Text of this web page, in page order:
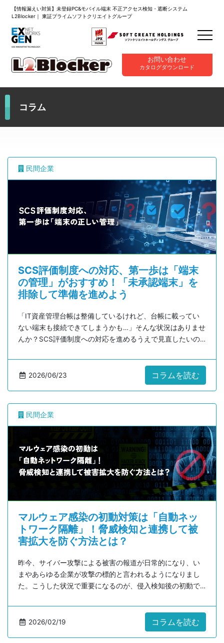
【情報漏えい対策】未登録PC&モバイル端末 不正アクセス検知・遮断システム
L2Blocker｜ 東証プライムソフトクリエイトグループ
お問い合わせ
カタログダウンロード
コラム
民間企業
SCS評価制度への対応、第一歩は「端末
の管理」がおすすめ！「未承認端末」を
排除して準備を進めよう
「IT資産管理台帳は整備しているけれど、台帳に載ってい
ない端末も接続できてしまうかも…」そんな状況はありませ
んか？SCS評価制度への対応を進めるうえで見直したいの
続できる状態では、思わぬリスクが残る可能性も。本コラ
ムでは、端末管理のポイントと対策をやさしく解説しま
2026/06/23 コラムを読む
民間企業
マルウェア感染の初動対策は「自動ネッ
トワーク隔離」！脅威検知と連携して被
害拡大を防ぐ方法とは？
昨今、サイバー攻撃による被害の報道が日常的になり、い
まやあらゆる企業が攻撃の標的と言われるようになりまし
た。こうした状況で重要になるのが、侵入検知後の初動で
イントと、具体的な打ち手について解説します。
2026/02/19
コラムを読む